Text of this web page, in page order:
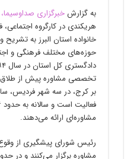
به گزارشخبرگزاری صداوسیما،
هریکندی در کارگروه
خانواده استان البرز به
حوزه‌های مختلف فرهنگی و
تخصصی مشاوره پیش از طلاق
بر کرج، در سه شهر فردیس،
مشاوره‌ای ارائه می‌دهند.